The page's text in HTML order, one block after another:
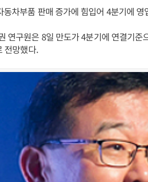
동차부품 판매 증가에 힘입어 4분기에
연구원은 8일 만도가 4분기에 연결기준
전망했다.